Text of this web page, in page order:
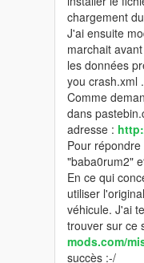
chargement
J'ai ensuite
marchait
les données
you crash.xml
Comme
dans
adresse :
Pour
"baba0rum2"
En ce qui
utiliser
véhicule. J'ai
trouver sur ce
mods.com/
succès :-/